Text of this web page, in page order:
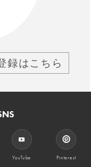
録はこちら
YouTube Pinterest